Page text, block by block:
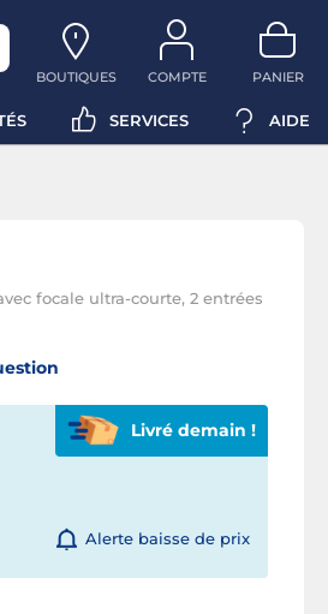
BOUTIQUES COMPTE PANIER
SERVICES AIDE
focale ultra-courte, 2 entrées
Livré demain !
Alerte baisse de prix